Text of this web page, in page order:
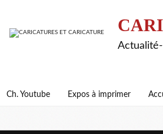
Ch. Youtube Expos à imprimer